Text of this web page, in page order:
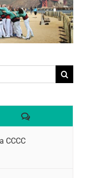
Comentaris
CCCC